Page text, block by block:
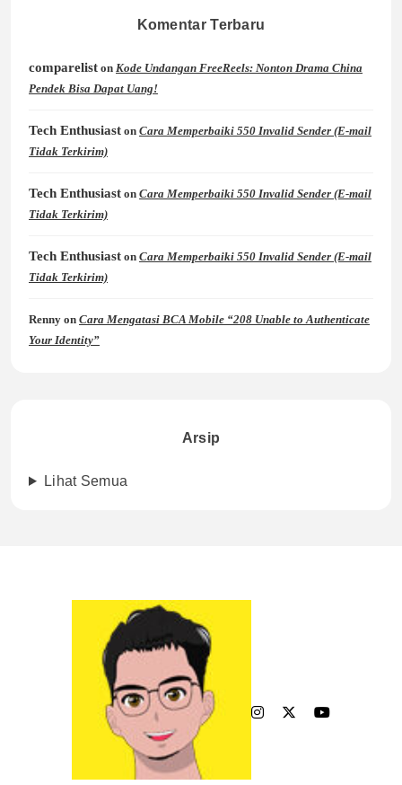
Komentar Terbaru
comparelist on Kode Undangan FreeReels: Nonton Drama China
Pendek Bisa Dapat Uang!
Tech Enthusiast on Cara Memperbaiki 550 Invalid Sender (E-mail
Tidak Terkirim)
Tech Enthusiast on Cara Memperbaiki 550 Invalid Sender (E-mail
Tidak Terkirim)
Tech Enthusiast on Cara Memperbaiki 550 Invalid Sender (E-mail
Tidak Terkirim)
Renny on Cara Mengatasi BCA Mobile “208 Unable to Authenticate
Your Identity”
Arsip
Lihat Semua